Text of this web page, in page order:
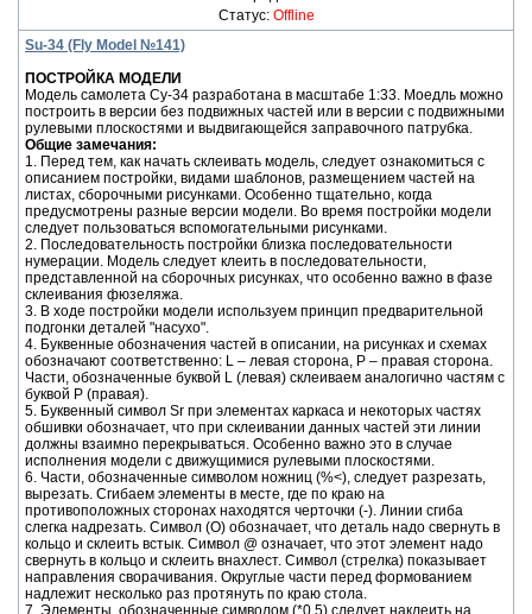
Статус: Offline
Su-34 (Fly Model №141)
ПОСТРОЙКА МОДЕЛИ
Модель самолета Су-34 разработана в масштабе 1:33. Моедль можно
построить в версии без подвижных частей или в версии с подвижными
рулевыми плоскостями и выдвигающейся заправочного патрубка.
Общие замечания:
1. Перед тем, как начать склеивать модель, следует ознакомиться с
описанием постройки, видами шаблонов, размещением частей на
листах, сборочными рисунками. Особенно тщательно, когда
предусмотрены разные версии модели. Во время постройки модели
следует пользоваться вспомогательными рисунками.
2. Последовательность постройки близка последовательности
нумерации. Модель следует клеить в последовательности,
представленной на сборочных рисунках, что особенно важно в фазе
склеивания фюзеляжа.
3. В ходе постройки модели используем принцип предварительной
подгонки деталей "насухо".
4. Буквенные обозначения частей в описании, на рисунках и схемах
обозначают соответственно: L – левая сторона, P – правая сторона.
Части, обозначенные буквой L (левая) склеиваем аналогично частям с
буквой P (правая).
5. Буквенный символ Sr при элементах каркаса и некоторых частях
обшивки обозначает, что при склеивании данных частей эти линии
должны взаимно перекрываться. Особенно важно это в случае
исполнения модели с движущимися рулевыми плоскостями.
6. Части, обозначенные символом ножниц (%<), следует разрезать,
вырезать. Сгибаем элементы в месте, где по краю на
противоположных сторонах находятся черточки (-). Линии сгиба
слегка надрезать. Символ (О) обозначает, что деталь надо свернуть в
кольцо и склеить встык. Символ @ означает, что этот элемент надо
свернуть в кольцо и склеить внахлест. Символ (стрелка) показывает
направления сворачивания. Округлые части перед формованием
надлежит несколько раз протянуть по краю стола.
7. Элементы, обозначенные символом (*0,5) следует наклеить на